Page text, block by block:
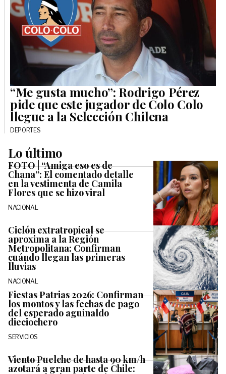
“Me gusta mucho”: Rodrigo Pérez
pide que este jugador de Colo Colo
llegue a la Selección Chilena
DEPORTES
Lo último
FOTO | “Amiga eso es de
Chana”: El comentado detalle
en la vestimenta de Camila
Flores que se hizo viral
NACIONAL
Ciclón extratropical se
aproxima a la Región
Metropolitana: Confirman
cuándo llegan las primeras
lluvias
NACIONAL
Fiestas Patrias 2026: Confirman
los montos y las fechas de pago
del esperado aguinaldo
dieciochero
SERVICIOS
Viento Puelche de hasta 90 km/h
azotará a gran parte de Chile: